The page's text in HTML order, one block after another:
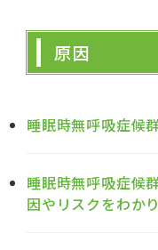
原因
睡眠時無呼吸症候
睡眠時無呼吸症候
因やリスクをわか